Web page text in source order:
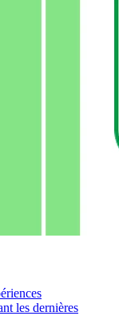
les dernières